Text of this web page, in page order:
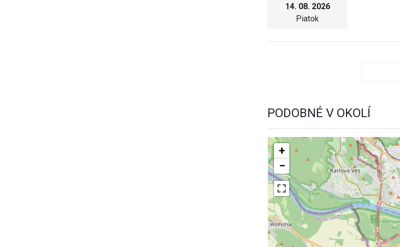
14. 08. 2026
Piatok
PODOBNÉ V OKOLÍ
+
−